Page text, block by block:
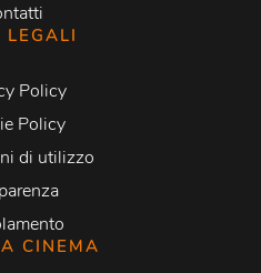
LEGALI
Policy
Policy
di utilizzo
CINEMA